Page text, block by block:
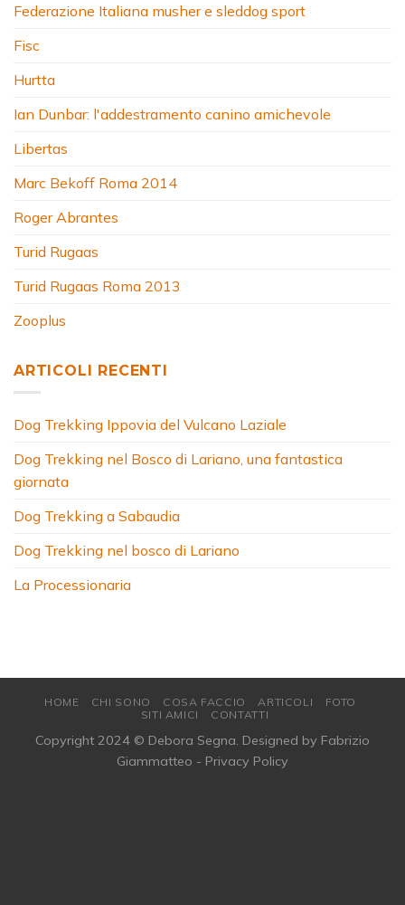
Federazione Italiana musher e sleddog sport
Fisc
Hurtta
Ian Dunbar: l'addestramento canino amichevole
Libertas
Marc Bekoff Roma 2014
Roger Abrantes
Turid Rugaas
Turid Rugaas Roma 2013
Zooplus
ARTICOLI RECENTI
Dog Trekking Ippovia del Vulcano Laziale
Dog Trekking nel Bosco di Lariano, una fantastica
giornata
Dog Trekking a Sabaudia
Dog Trekking nel bosco di Lariano
La Processionaria
HOME CHI SONO COSA FACCIO ARTICOLI
FOTO
SITI AMICI
CONTATTI
Copyright 2024 © Debora Segna. Designed by Fabrizio
Giammatteo - Privacy Policy